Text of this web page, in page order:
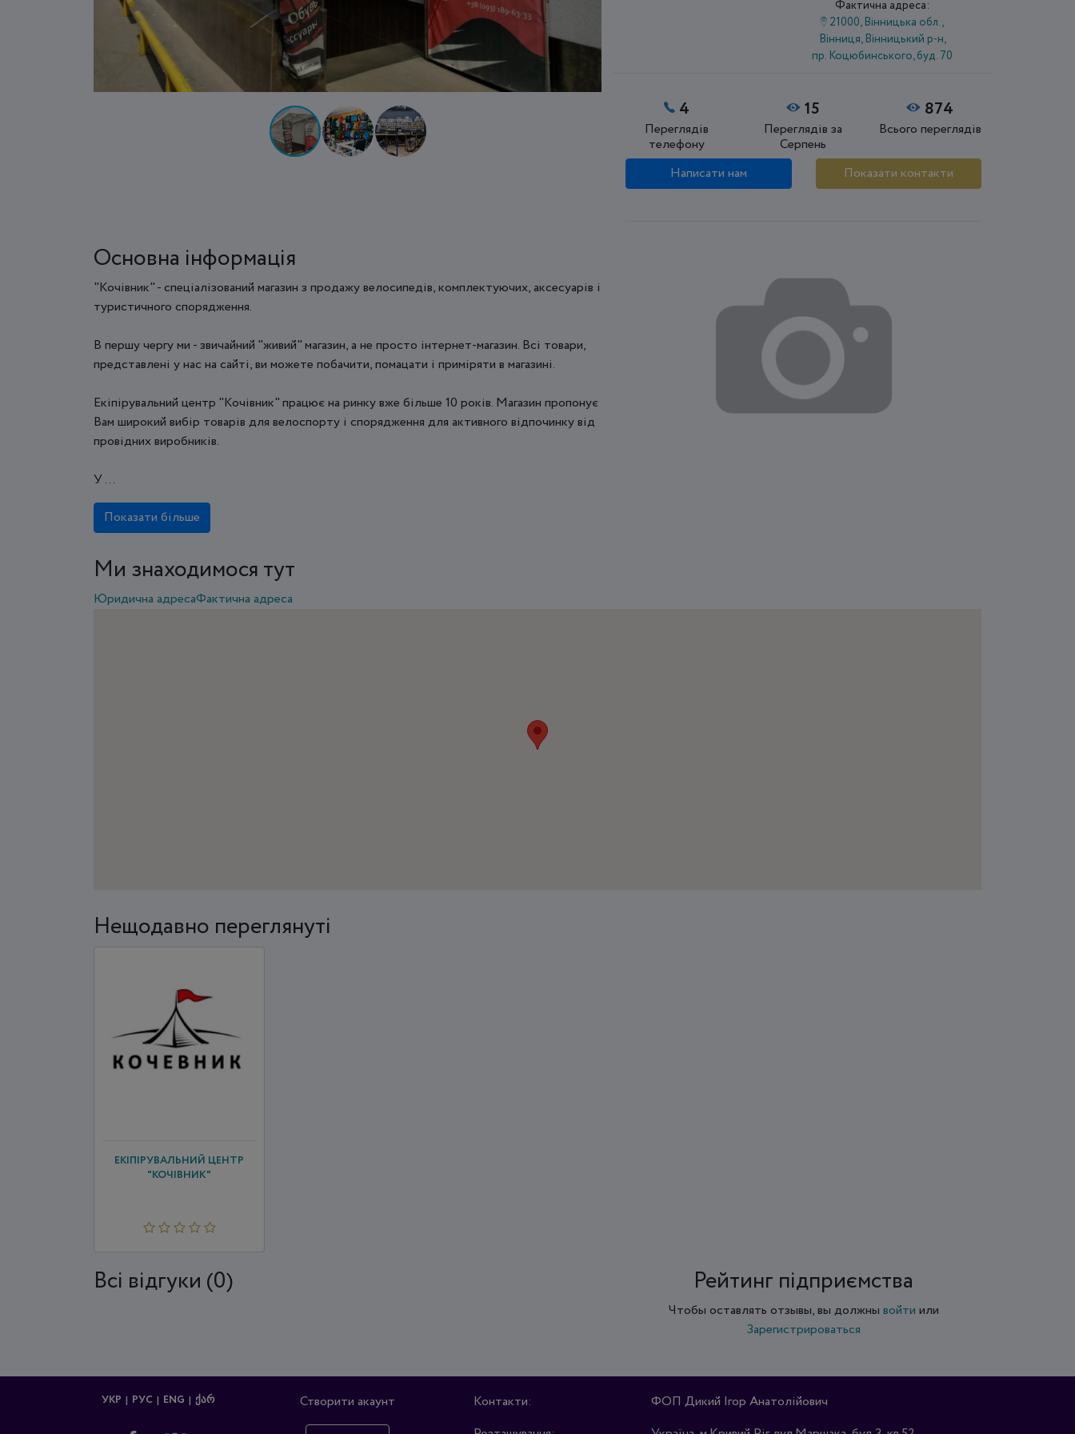
Фактична адреса:
21000, Вінницька обл.,
Вінниця, Вінницький р-н,
пр. Коцюбинського, буд. 70
4
Переглядів
телефону
15
Переглядів за
Серпень
874
Всього переглядів
Написати нам Показати контакти
Основна інформація
"Кочівник" - спеціалізований магазин з продажу велосипедів, комплектуючих, аксесуарів і
туристичного спорядження.
В першу чергу ми - звичайний "живий" магазин, а не просто інтернет-магазин. Всі товари,
представлені у нас на сайті, ви можете побачити, помацати і приміряти в магазині.
Екіпірувальний центр "Кочівник" працює на ринку вже більше 10 років. Магазин пропонує
Вам широкий вибір товарів для велоспорту і спорядження для активного відпочинку від
провідних виробників.
У ...
Показати більше
Ми знаходимося тут
Юридична адресаФактична адреса
Нещодавно переглянуті
ЕКІПІРУВАЛЬНИЙ ЦЕНТР
"КОЧІВНИК"
Всi відгуки (0) Рейтинг підприємства
Чтобы оставлять отзывы, вы должны войти или
Зарегистрироваться
УКР РУС ENG ᲥᲐᲠ Створити акаунт Контакти:
ФОП Дикий Ігор Анатолійович